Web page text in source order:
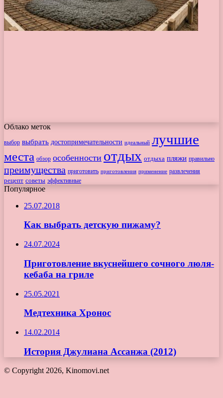
Облако меток
выбор выбрать достопримечательности идеальный лучшие
места обзор особенности отдых отдыха пляжи правильно
преимущества приготовить приготовления применение развлечения
рецепт советы эффективные
Популярное
25.07.2018
Как выбрать детскую пижаму?
24.07.2024
Приготовление вкуснейшего сочного люля-
кебаба на гриле
25.05.2021
Медтехника Хронос
14.02.2014
История Джулиана Ассанжа (2012)
© Copyright 2026, Kinomovi.net